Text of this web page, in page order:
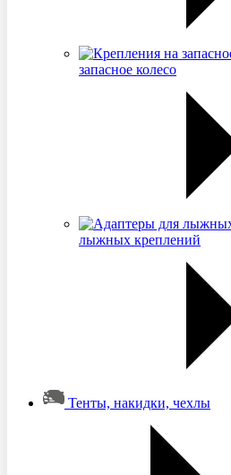
запасное колесо
лыжных креплений
Тенты, накидки, чехлы